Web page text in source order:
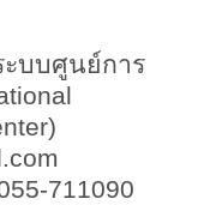
ะบบศูนย์การ
711090